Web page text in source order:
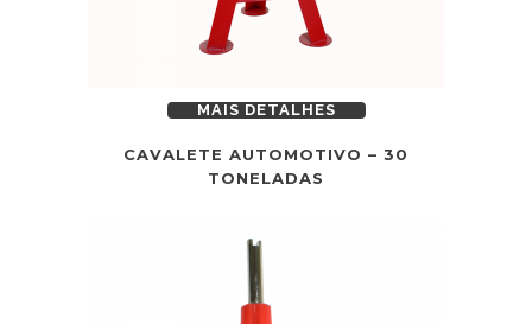
MAIS DETALHES
CAVALETE AUTOMOTIVO – 30
TONELADAS